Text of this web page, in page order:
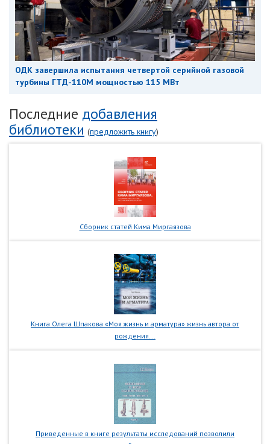
ОДК завершила испытания четвертой серийной газовой
турбины ГТД-110М мощностью 115 МВт
Последние добавления
библиотеки (предложить книгу)
Сборник статей Кима Миргаязова
Книга Олега Шпакова «Моя жизнь и арматура» жизнь автора от
рождения...
Приведенные в книге результаты исследований позволили